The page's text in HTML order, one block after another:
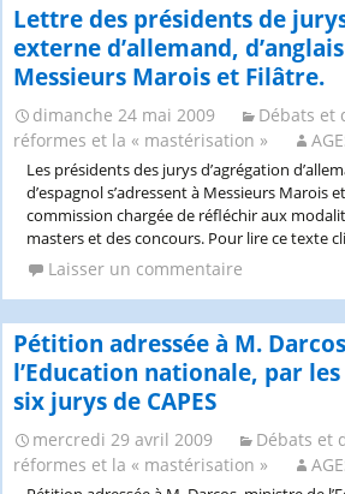
Lettre des présidents de
externe d’allemand,
Messieurs Marois et Filâtre.
dimanche 24 mai 2009
Débats et
réformes et la « mastérisation »
Les présidents des jurys d’agrégation
d’espagnol s’adressent à Messieurs Marois
commission chargée de réfléchir aux
masters et des concours. Pour lire ce texte
Laisser un commentaire
Pétition adressée à M.
l’Education nationale, par
six jurys de CAPES
mercredi 29 avril 2009
Débats et
réformes et la « mastérisation »